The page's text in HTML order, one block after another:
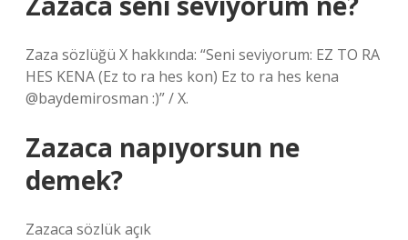
Zaza sözlüğü X hakkında: “Seni seviyorum: EZ TO RA
HES KENA (Ez to ra hes kon) Ez to ra hes kena
@baydemirosman :)” / X.
Zazaca napıyorsun ne
demek?
Zazaca sözlük açık